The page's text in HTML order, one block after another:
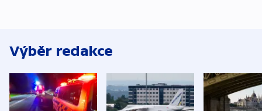
Výběr redakce